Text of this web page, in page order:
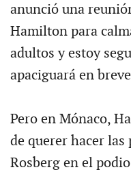
anunció una
Hamilton para
adultos y estoy
apaciguará en
Pero en Mónaco,
de querer hacer
Rosberg en el